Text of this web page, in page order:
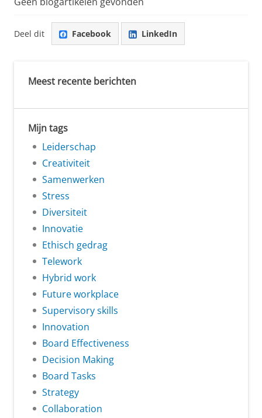
Deel dit Facebook LinkedIn
Meest recente berichten
Mijn tags
Leiderschap
Creativiteit
Samenwerken
Stress
Diversiteit
Innovatie
Ethisch gedrag
Telework
Hybrid work
Future workplace
Supervisory skills
Innovation
Board Effectiveness
Decision Making
Board Tasks
Strategy
Collaboration